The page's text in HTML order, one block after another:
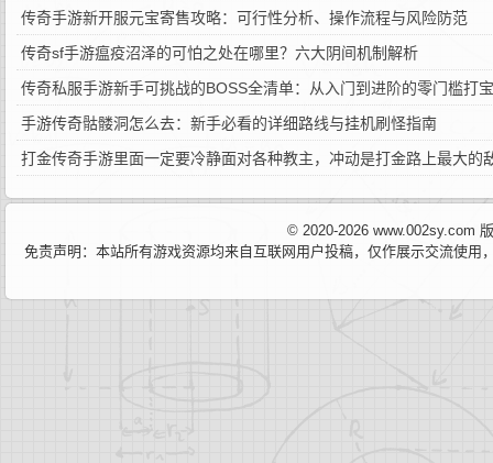
传奇手游新开服元宝寄售攻略：可行性分析、操作流程与风险防范
传奇sf手游瘟疫沼泽的可怕之处在哪里？六大阴间机制解析
传奇私服手游新手可挑战的BOSS全清单：从入门到进阶的零门槛打
手游传奇骷髅洞怎么去：新手必看的详细路线与挂机刷怪指南
打金传奇手游里面一定要冷静面对各种教主，冲动是打金路上最大的
© 2020-2026 www.002sy.com
免责声明：本站所有游戏资源均来自互联网用户投稿，仅作展示交流使